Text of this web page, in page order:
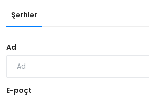
Şərhlər
Ad
E-poçt